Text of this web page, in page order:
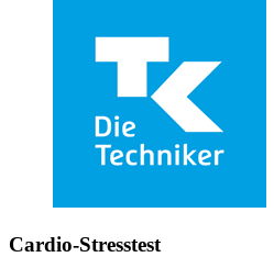
Cardio-Stresstest